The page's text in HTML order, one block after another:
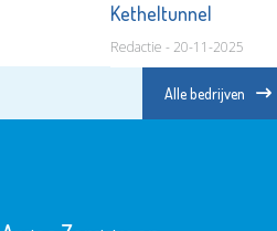
Ketheltunnel
Redactie - 20-11-2025
Alle bedrijven